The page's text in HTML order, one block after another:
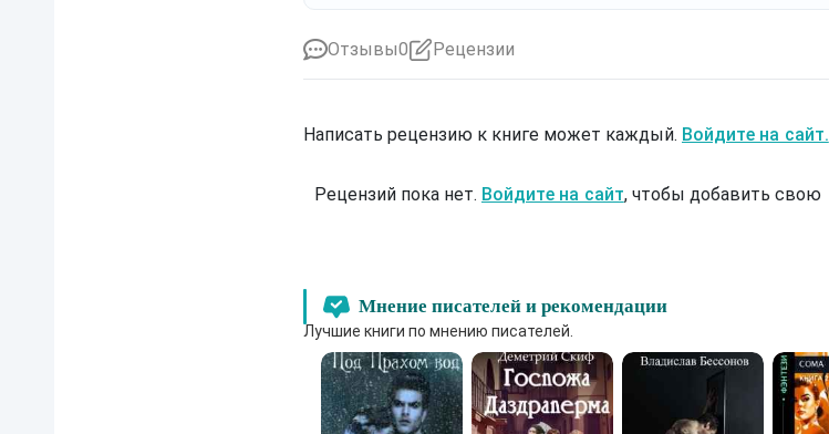
Отзывы0 Рецензии
Написать рецензию к книге может каждый. Войдите на сайт.
Рецензий пока нет. Войдите на сайт, чтобы добавить свою
Мнение писателей и рекомендации
Лучшие книги по мнению писателей.